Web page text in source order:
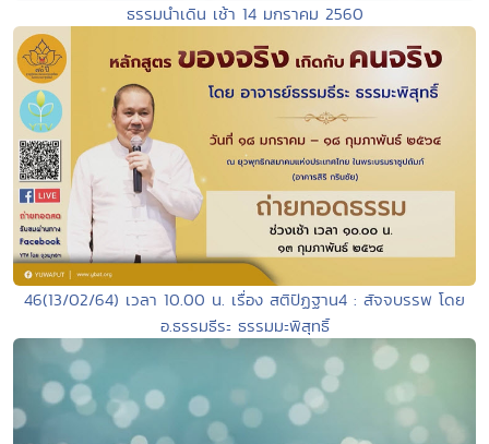
ธรรมนำเดิน เช้า 14 มกราคม 2560
46(13/02/64) เวลา 10.00 น. เรื่อง สติปัฏฐาน4 : สัจจบรรพ โดย
อ.ธรรมธีระ ธรรมมะพิสุทธิ์